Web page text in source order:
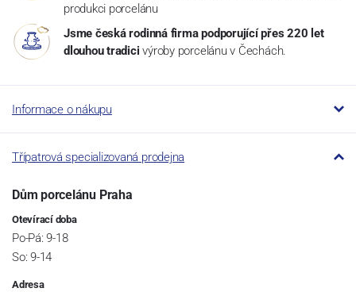
produkci porcelánu
Jsme česká rodinná firma podporující přes 220 let
dlouhou tradici výroby porcelánu v Čechách.
Informace o nákupu
Třípatrová specializovaná prodejna
Dům porcelánu Praha
Otevírací doba
Po-Pá: 9-18
So: 9-14
Adresa